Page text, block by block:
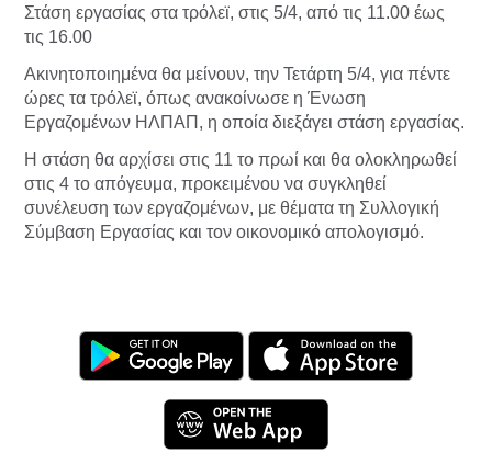
Στάση εργασίας στα τρόλεϊ, στις 5/4, από τις 11.00 έως
τις 16.00
Ακινητοποιημένα θα μείνουν, την Τετάρτη 5/4, για πέντε
ώρες τα τρόλεϊ, όπως ανακοίνωσε η Ένωση
Εργαζομένων ΗΛΠΑΠ, η οποία διεξάγει στάση εργασίας.
Η στάση θα αρχίσει στις 11 το πρωί και θα ολοκληρωθεί
στις 4 το απόγευμα, προκειμένου να συγκληθεί
συνέλευση των εργαζομένων, με θέματα τη Συλλογική
Σύμβαση Εργασίας και τον οικονομικό απολογισμό.